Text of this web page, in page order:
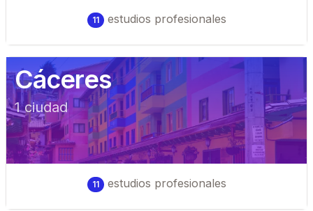
11 estudios profesionales
Cáceres
1ciudad
11 estudios profesionales